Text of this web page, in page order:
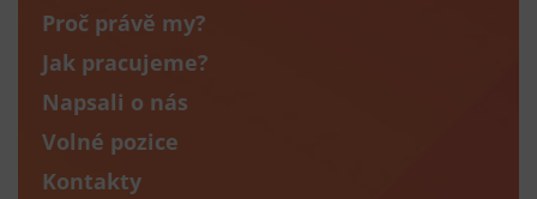
Proč právě my?
Jak pracujeme?
Napsali o nás
Volné pozice
Kontakty